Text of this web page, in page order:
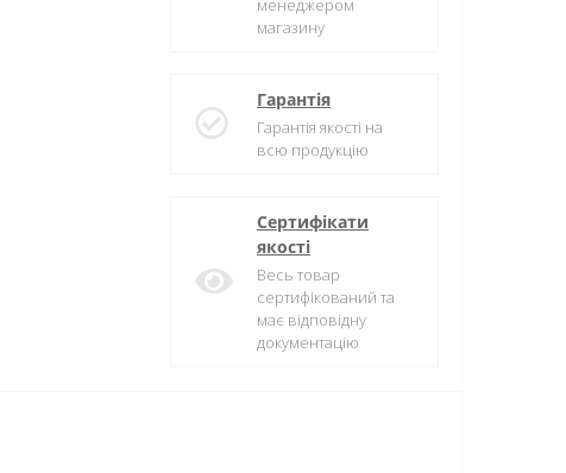
менеджером
магазину
Гарантія
Гарантія якості на
всю продукцію
Сертифікати
якості
Весь товар
сертифікований та
має відповідну
документацію